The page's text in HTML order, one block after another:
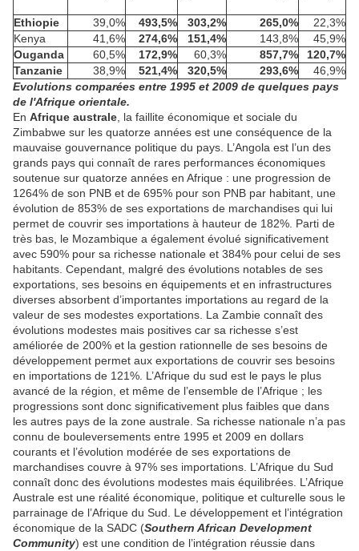
Ethiopie 39,0% 493,5% 303,2% 265,0%
22,3%
Kenya
41,6% 274,6% 151,4% 143,8%
45,9%
Ouganda
60,5% 172,9% 60,3% 857,7%
120,7%
Tanzanie
38,9% 521,4% 320,5% 293,6%
46,9%
Evolutions comparées entre 1995 et 2009 de quelques pays
de l'Afrique orientale.
En Afrique australe , la faillite économique et sociale du
Zimbabwe sur les quatorze années est une conséquence de la
mauvaise gouvernance politique du pays. L’Angola est l’un des
grands pays qui connaît de rares performances économiques
soutenue sur quatorze années en Afrique : une progression de
1264% de son PNB et de 695% pour son PNB par habitant, une
évolution de 853% de ses exportations de marchandises qui lui
permet de couvrir ses importations à hauteur de 182%. Parti de
très bas, le Mozambique a également évolué significativement
avec 590% pour sa richesse nationale et 384% pour celui de ses
habitants. Cependant, malgré des évolutions notables de ses
exportations, ses besoins en équipements et en infrastructures
diverses absorbent d’importantes importations au regard de la
valeur de ses modestes exportations. La Zambie connaît des
évolutions modestes mais positives car sa richesse s’est
améliorée de 200% et la gestion rationnelle de ses besoins de
développement permet aux exportations de couvrir ses besoins
en importations de 121%. L’Afrique du sud est le pays le plus
avancé de la région, et même de l’ensemble de l’Afrique ; les
progressions sont donc significativement plus faibles que dans
les autres pays de la zone australe. Sa richesse nationale n’a pas
connu de bouleversements entre 1995 et 2009 en dollars
courants et l’évolution modérée de ses exportations de
marchandises couvre à 97% ses importations. L’Afrique du Sud
connaît donc des évolutions modestes mais équilibrées. L’Afrique
Australe est une réalité économique, politique et culturelle sous le
parrainage de l’Afrique du Sud. Le développement et l’intégration
économique de la SADC (Southern African Development
Community) est une condition de l’intégration réussie dans